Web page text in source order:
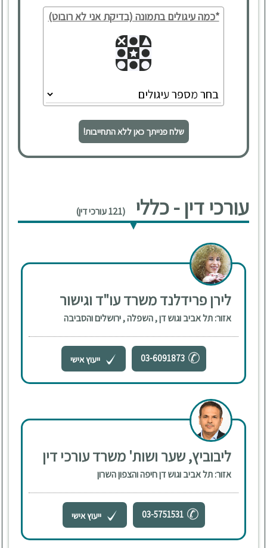
*כמה עיגולים בתמונה (בדיקת אני לא רובוט)
שלח פנייתך כאן ללא התחייבות!
עורכי דין - כללי (121 עורכי דין)
לירן פרידלנד משרד עו"ד וגישור
אזור: תל אביב וגוש דן , השפלה , ירושלים והסביבה
03-6091873 ייעוץ אישי
ליבוביץ, שער ושות' משרד עורכי דין
אזור: תל אביב וגוש דן חיפה והצפון השרון
03-5751531 ייעוץ אישי